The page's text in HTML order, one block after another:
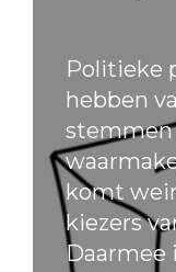
Politieke
hebben
stemmen
komt
kiezers
Daarmee